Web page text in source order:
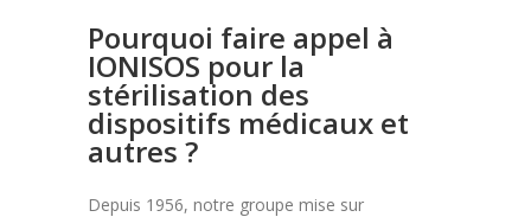
Pourquoi faire appel à
IONISOS pour la
stérilisation des
dispositifs médicaux et
autres ?
Depuis 1956, notre groupe mise sur